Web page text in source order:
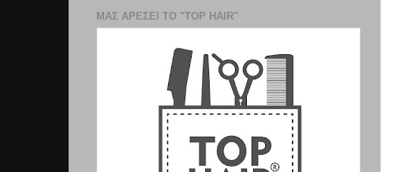
ΜΑΣ ΑΡΕΣΕΙ ΤΟ "TOP HAIR"